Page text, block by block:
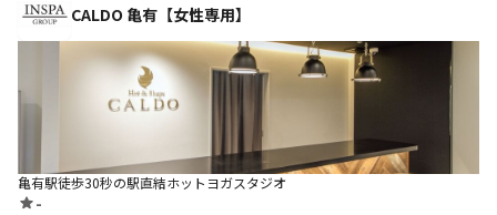
CALDO 亀有【女性専用】
亀有駅徒歩30秒の駅直結ホットヨガスタジオ
-